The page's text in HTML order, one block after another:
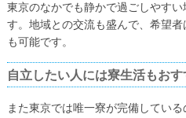
東京のなかでも静かで過ごしやす
す。地域との交流も盛んで、希望
も可能です。
自立したい人には寮生活もおす
また東京では唯一寮が完備してい